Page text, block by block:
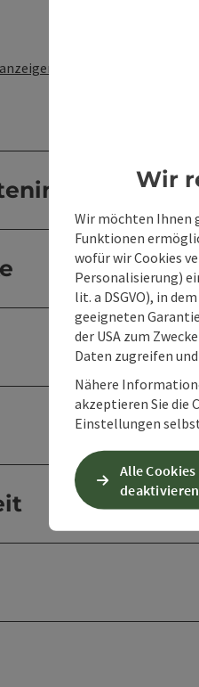
Wir
Wir möchten Ihnen
Funktionen
wofür wir Cookies
Personalisierung)
lit. a DSGVO), in
geeigneten
der USA zum
Daten zugreifen
Nähere
akzeptieren Sie die
Einstellungen
Alle Cookies
deaktivieren